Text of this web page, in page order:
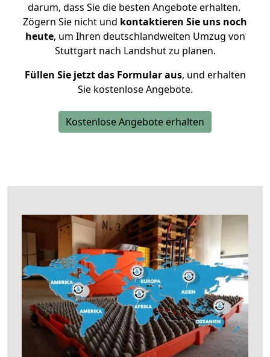
darum, dass Sie die besten Angebote erhalten.
Zögern Sie nicht und kontaktieren Sie uns noch
heute, um Ihren deutschlandweiten Umzug von
Stuttgart nach Landshut zu planen.
Füllen Sie jetzt das Formular aus, und erhalten
Sie kostenlose Angebote.
Kostenlose Angebote erhalten